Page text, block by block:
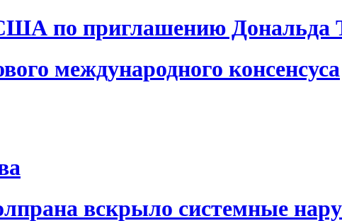
по приглашению Дональда
международного консенсуса
вскрыло системные